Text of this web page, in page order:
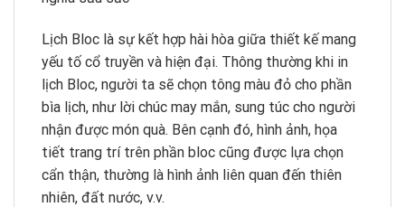
Lịch Bloc là sự kết hợp hài hòa giữa thiết kế mang
yếu tố cổ truyền và hiện đại. Thông thường khi in
lịch Bloc, người ta sẽ chọn tông màu đỏ cho phần
bìa lịch, như lời chúc may mắn, sung túc cho người
nhận được món quà. Bên cạnh đó, hình ảnh, họa
tiết trang trí trên phần bloc cũng được lựa chọn
cẩn thận, thường là hình ảnh liên quan đến thiên
nhiên, đất nước, v.v.